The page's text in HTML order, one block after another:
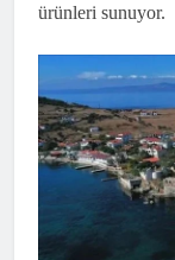
ürünleri sunuyor.